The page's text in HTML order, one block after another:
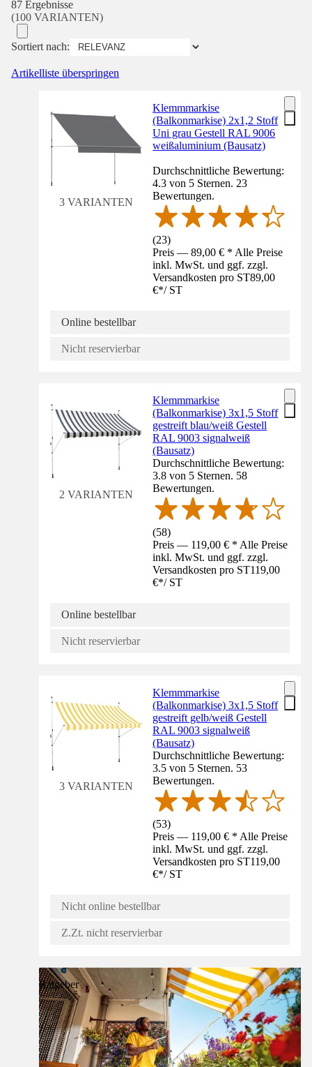
87 Ergebnisse
(100 VARIANTEN)
Sortiert nach:
Artikelliste überspringen
3 VARIANTEN
Klemmmarkise
(Balkonmarkise) 2x1,2 Stoff
Uni grau Gestell RAL 9006
weißaluminium (Bausatz)
Durchschnittliche Bewertung:
4.3 von 5 Sternen. 23
Bewertungen.
(23)
Preis — 89,00 € * Alle Preise
inkl. MwSt. und ggf. zzgl.
Versandkosten pro ST89,00
€*/ ST
Online bestellbar
Nicht reservierbar
2 VARIANTEN
Klemmmarkise
(Balkonmarkise) 3x1,5 Stoff
gestreift blau/weiß Gestell
RAL 9003 signalweiß
(Bausatz)
Durchschnittliche Bewertung:
3.8 von 5 Sternen. 58
Bewertungen.
(58)
Preis — 119,00 € * Alle Preise
inkl. MwSt. und ggf. zzgl.
Versandkosten pro ST119,00
€*/ ST
Online bestellbar
Nicht reservierbar
3 VARIANTEN
Klemmmarkise
(Balkonmarkise) 3x1,5 Stoff
gestreift gelb/weiß Gestell
RAL 9003 signalweiß
(Bausatz)
Durchschnittliche Bewertung:
3.5 von 5 Sternen. 53
Bewertungen.
(53)
Preis — 119,00 € * Alle Preise
inkl. MwSt. und ggf. zzgl.
Versandkosten pro ST119,00
€*/ ST
Nicht online bestellbar
Z.Zt. nicht reservierbar
Ratgeber